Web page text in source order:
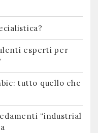
esperti per
tutto quello che
“industrial